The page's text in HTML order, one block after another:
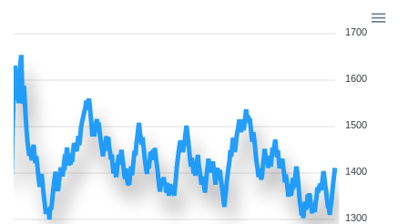
1700
1600
1500
1400
1300